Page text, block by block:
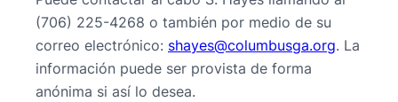
(706) 225-4268 o también por medio de su
correo electrónico:
gro.agsubmuloc
@seyahs
. La
información puede ser provista de forma
anónima si así lo desea.